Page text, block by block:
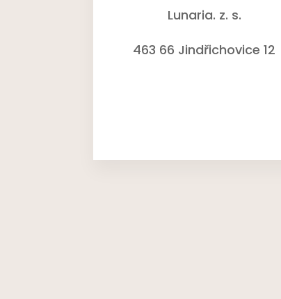
Lunaria. z. s.
463 66 Jindřichovice 12